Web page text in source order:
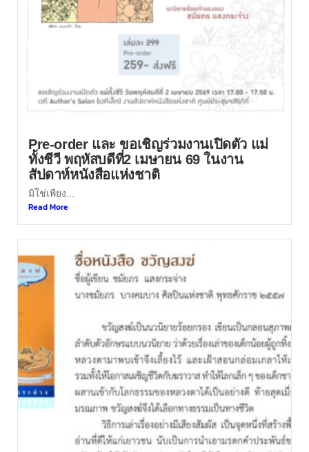
Pre-order และ ขอเชิญร่วมงานเปิดตัว แม่
ทั้งชีวี พฤหัสบดีที่2 เมษายน 69 ในงาน
สัปดาห์หนังสือแห่งชาติ
มิใช่เพียง...
Read More